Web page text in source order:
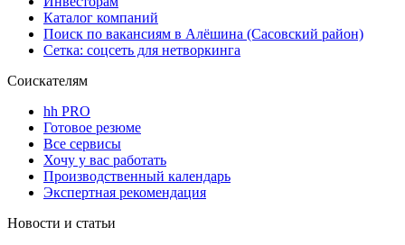
Каталог компаний
Поиск по вакансиям в Алёшина (Сасовский район)
Сетка: соцсеть для нетворкинга
Соискателям
hh PRO
Готовое резюме
Все сервисы
Хочу у вас работать
Производственный календарь
Экспертная рекомендация
Новости и статьи